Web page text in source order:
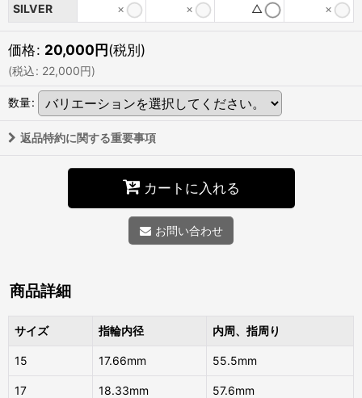
SILVER
× × △ ×
価格: 20,000円(税別)
(税込: 22,000円)
数量:
返品特約に関する重要事項
カートに入れる
お問い合わせ
商品詳細
サイズ 指輪内径 内周、指周り
15 17.66mm 55.5mm
17 18.33mm 57.6mm